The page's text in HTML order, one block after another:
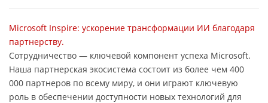
Microsoft Inspire: ускорение трансформации ИИ благодаря
партнерству.
Сотрудничество — ключевой компонент успеха Microsoft.
Наша партнерская экосистема состоит из более чем 400
000 партнеров по всему миру, и они играют ключевую
роль в обеспечении доступности новых технологий для